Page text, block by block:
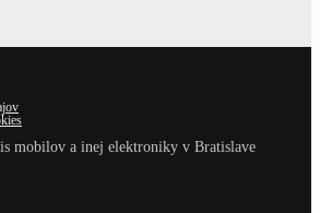
mobilov a inej elektroniky v Bratislave